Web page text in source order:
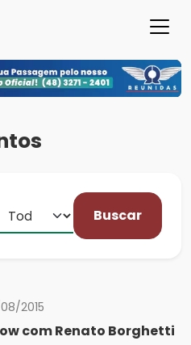
Buscar
2015
com Renato Borghetti